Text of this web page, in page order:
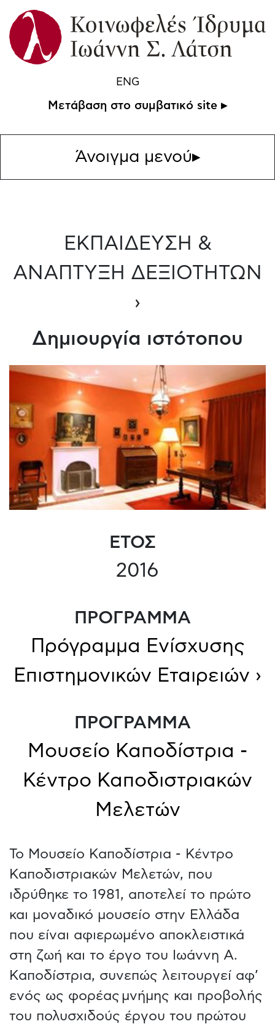
ENG
Μετάβαση στο συμβατικό site ▸
Άνοιγμα μενού▸
ΕΚΠΑΙΔΕΥΣΗ &
ΑΝΑΠΤΥΞΗ ΔΕΞΙΟΤΗΤΩΝ
›
Δημιουργία ιστότοπου
ΕΤΟΣ
2016
ΠΡΟΓΡΑΜΜΑ
Πρόγραμμα Ενίσχυσης
Επιστημονικών Εταιρειών ›
ΠΡΟΓΡΑΜΜΑ
Μουσείο Καποδίστρια -
Κέντρο Καποδιστριακών
Μελετών
Το Μουσείο Καποδίστρια - Κέντρο
Καποδιστριακών Μελετών, που
ιδρύθηκε το 1981, αποτελεί το πρώτο
και μοναδικό μουσείο στην Ελλάδα
που είναι αφιερωμένο αποκλειστικά
στη ζωή και το έργο του Ιωάννη Α.
Καποδίστρια, συνεπώς λειτουργεί αφ’
ενός ως φορέας μνήμης και προβολής
του πολυσχιδούς έργου του πρώτου